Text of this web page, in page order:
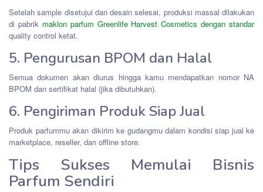
Setelah sample disetujui dan desain selesai, produksi massal dilakukan
di pabrik maklon parfum Greenlife Harvest Cosmetics dengan standar
quality control ketat.
5. Pengurusan BPOM dan Halal
Semua dokumen akan diurus hingga kamu mendapatkan nomor NA
BPOM dan sertifikat halal (jika dibutuhkan).
6. Pengiriman Produk Siap Jual
Produk parfummu akan dikirim ke gudangmu dalam kondisi siap jual ke
marketplace, reseller, dan offline store.
Tips Sukses Memulai Bisnis
Parfum Sendiri